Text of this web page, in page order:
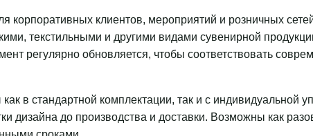
корпоративных клиентов, мероприятий и розничных
текстильными и другими видами сувенирной
регулярно обновляется, чтобы соответствовать
в стандартной комплектации, так и с индивидуальной
дизайна до производства и доставки. Возможны как